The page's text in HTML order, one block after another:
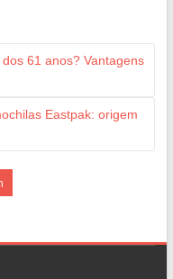
61 anos? Vantagens
Eastpak: origem